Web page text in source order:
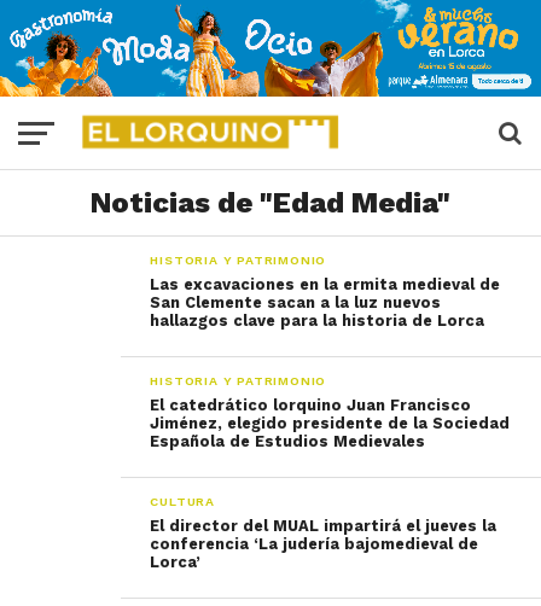
Noticias de "Edad Media"
HISTORIA Y PATRIMONIO
Las excavaciones en la ermita medieval de
San Clemente sacan a la luz nuevos
hallazgos clave para la historia de Lorca
HISTORIA Y PATRIMONIO
El catedrático lorquino Juan Francisco
Jiménez, elegido presidente de la Sociedad
Española de Estudios Medievales
CULTURA
El director del MUAL impartirá el jueves la
conferencia ‘La judería bajomedieval de
Lorca’